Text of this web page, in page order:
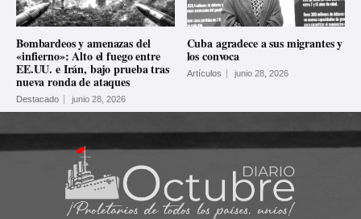
Bombardeos y amenazas del
«infierno»: Alto el fuego entre
EE.UU. e Irán, bajo prueba tras
nueva ronda de ataques
Destacado junio 28, 2026
Cuba agradece a sus migrantes y
los convoca
Artículos junio 28, 2026